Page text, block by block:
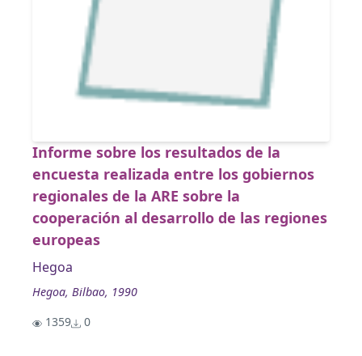
Informe sobre los resultados de la
encuesta realizada entre los gobiernos
regionales de la ARE sobre la
cooperación al desarrollo de las regiones
europeas
Hegoa
Hegoa, Bilbao, 1990
1359
0